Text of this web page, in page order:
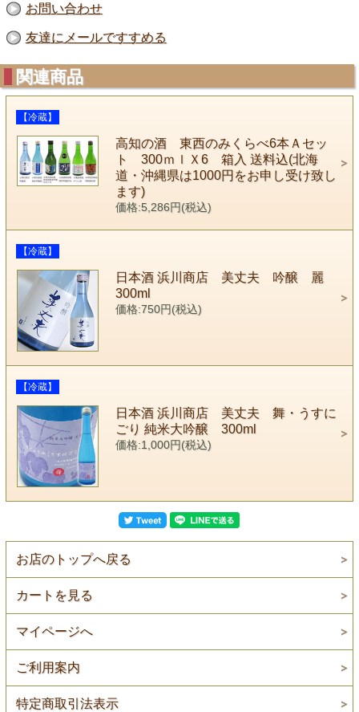
お問い合わせ
友達にメールですすめる
関連商品
【冷蔵】
高知の酒 東西のみくらべ6本Ａセッ
ト 300ｍｌＸ6 箱入 送料込(北海
道・沖縄県は1000円をお申し受け致し
ます)
価格:5,286円(税込)
【冷蔵】
日本酒 浜川商店 美丈夫 吟醸 麗
300ml
価格:750円(税込)
【冷蔵】
日本酒 浜川商店 美丈夫 舞・うすに
ごり 純米大吟醸 300ml
価格:1,000円(税込)
お店のトップへ戻る
カートを見る
マイページへ
ご利用案内
特定商取引法表示